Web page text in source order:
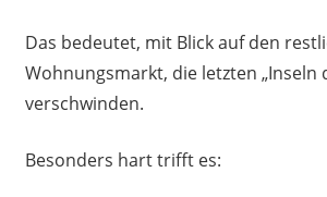
Das bedeutet, mit Blick auf den
Wohnungsmarkt, die letzten „Inseln
verschwinden.
Besonders hart trifft es: